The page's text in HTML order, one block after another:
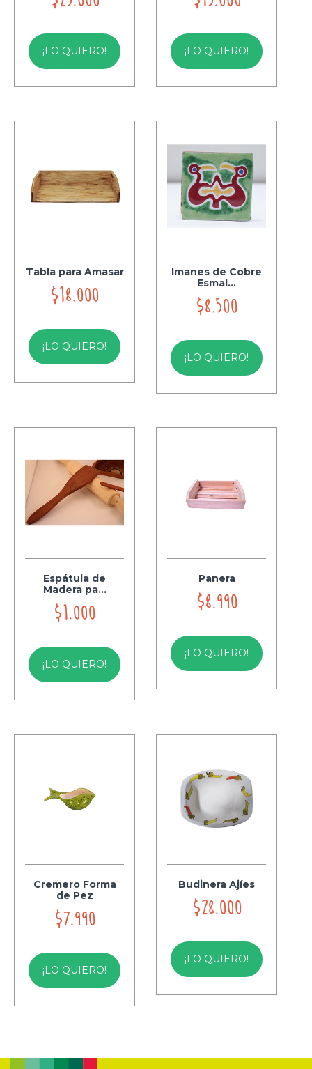
¡LO QUIERO! ¡LO QUIERO!
Tabla para Amasar
$18.000
¡LO QUIERO!
Imanes de Cobre
Esmal...
$8.500
¡LO QUIERO!
Espátula de
Madera pa...
$1.000
¡LO QUIERO!
Panera
$8.990
¡LO QUIERO!
Cremero Forma
de Pez
$7.990
¡LO QUIERO!
Budinera Ajíes
$28.000
¡LO QUIERO!